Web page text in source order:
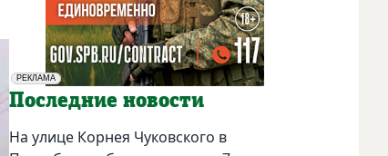
РЕКЛАМА
Социальная реклама
Последние новости
На улице Корнея Чуковского в